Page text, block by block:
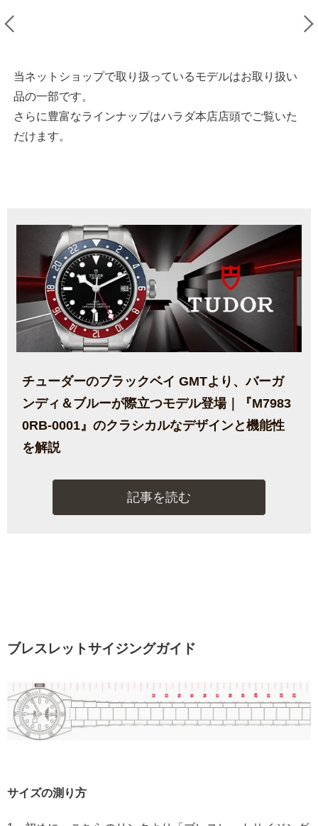
当ネットショップで取り扱っているモデルはお取り扱い
品の一部です。
さらに豊富なラインナップはハラダ本店店頭でご覧いた
だけます。
チューダーのブラックベイ GMTより、バーガ
ンディ＆ブルーが際立つモデル登場｜『M7983
0RB-0001』のクラシカルなデザインと機能性
を解説
記事を読む
ブレスレットサイジングガイド
サイズの測り方